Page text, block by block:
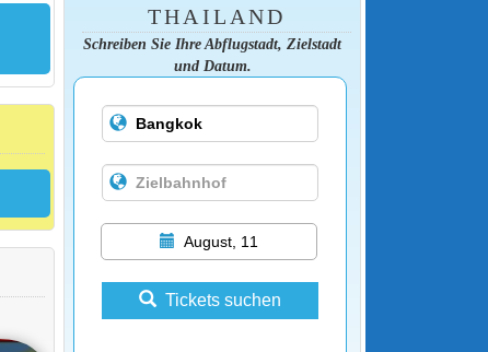
THAILAND
Schreiben Sie Ihre Abflugstadt, Zielstadt
und Datum.
August, 11
Tickets suchen